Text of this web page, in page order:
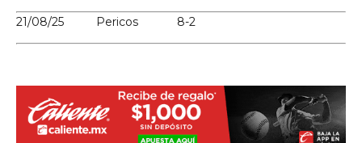
21/08/25 Pericos 8-2